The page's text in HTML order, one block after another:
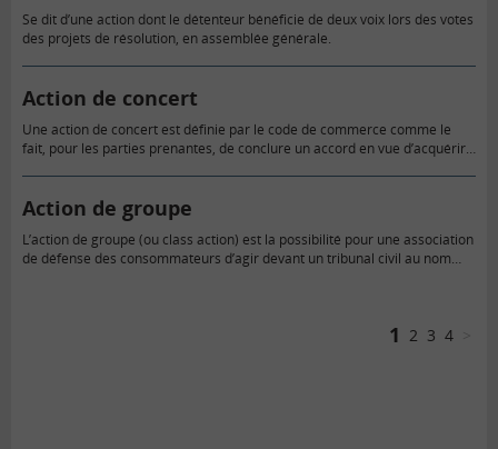
Se dit d’une action dont le détenteur bénéficie de deux voix lors des votes
des projets de résolution, en assemblée générale.
Action de concert
Une action de concert est définie par le code de commerce comme le
fait, pour les parties prenantes, de conclure un accord en vue d’acquérir
Action de groupe
L’action de groupe (ou class action) est la possibilité pour une association
de défense des consommateurs d’agir devant un tribunal civil au nom
1 2 3 4